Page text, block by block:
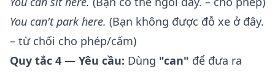
You can't park here. (Bạn không được đỗ xe ở đây.
– từ chối cho phép/cấm)
Quy tắc 4 — Yêu cầu: Dùng "can" để đưa ra